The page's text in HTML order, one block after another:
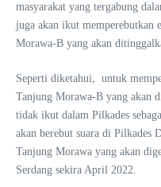
masyarakat yang tergabung
juga akan ikut memperebutkan
Morawa-B yang akan
Seperti diketahui, untuk
Tanjung Morawa-B yang akan
tidak ikut dalam Pilkades
akan berebut suara di Pilkades
Tanjung Morawa yang akan
Serdang sekira April 2022.